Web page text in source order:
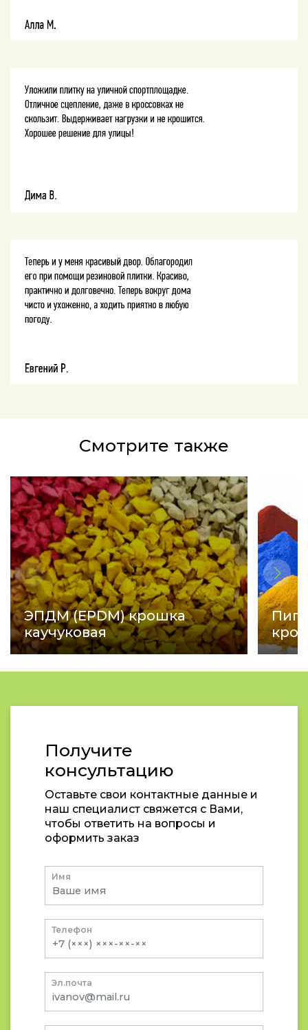
Смотрите также
ЭПДМ (EPDM) крошка
каучуковая
Получите
консультацию
Оставьте свои контактные данные и
наш специалист свяжется с Вами,
чтобы ответить на вопросы и
оформить заказ
Имя
Телефон
Эл.почта